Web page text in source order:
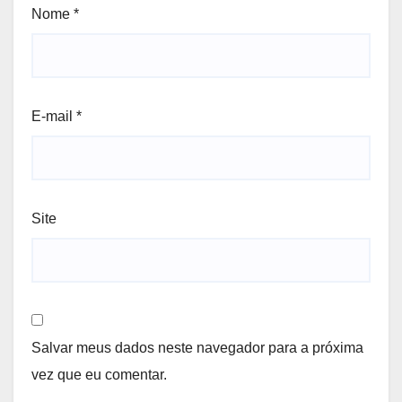
Nome *
E-mail *
Site
Salvar meus dados neste navegador para a próxima
vez que eu comentar.